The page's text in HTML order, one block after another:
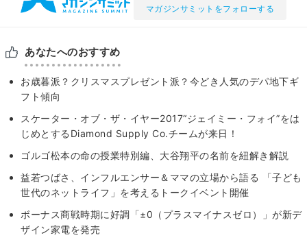
マガジンサミットをフォローする
あなたへのおすすめ
お歳暮派？クリスマスプレゼント派？今どき人気のデパ地下ギ
フト傾向
スケーター・オブ・ザ・イヤー2017“ジェイミー・フォイ”をは
じめとするDiamond Supply Co.チームが来日！
ゴルゴ松本の命の授業特別編、大谷翔平の名前を紐解き解説
益若つばさ、インフルエンサー＆ママの立場から語る 「子ども
世代のネットライフ」を考えるトークイベント開催
ボーナス商戦時期に好調「±0（プラスマイナスゼロ）」が新デ
ザイン家電を発売